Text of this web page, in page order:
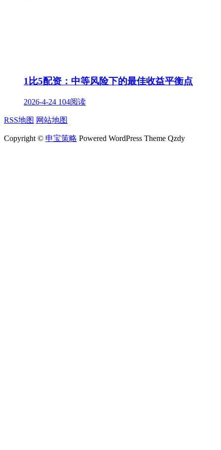
1比5配资：中等风险下的最佳收益平衡点
2026-4-24 104阅读
RSS地图 网站地图
Copyright © 申宝策略 Powered WordPress Theme Qzdy